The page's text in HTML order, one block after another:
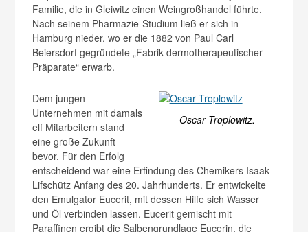
Familie, die in Gleiwitz einen Weingroßhandel führte.
Nach seinem Pharmazie-Studium ließ er sich in
Hamburg nieder, wo er die 1882 von Paul Carl
Beiersdorf gegründete „Fabrik dermotherapeutischer
Präparate“ erwarb.
Oscar Troplowitz.
Dem jungen
Unternehmen mit damals
elf Mitarbeitern stand
eine große Zukunft
bevor. Für den Erfolg
entscheidend war eine Erfindung des Chemikers Isaak
Lifschütz Anfang des 20. Jahrhunderts. Er entwickelte
den Emulgator Eucerit, mit dessen Hilfe sich Wasser
und Öl verbinden lassen. Eucerit gemischt mit
Paraffinen ergibt die Salbengrundlage Eucerin, die